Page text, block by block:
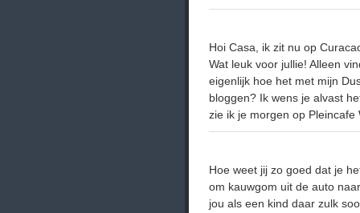
Hoi Casa, ik zit nu op
Wat leuk voor jullie! Alleen
eigenlijk hoe het met mijn
bloggen? Ik wens je alvast
zie ik je morgen op Pleincafe
Hoe weet jij zo goed dat je
om kauwgom uit de auto
jou als een kind daar zulk